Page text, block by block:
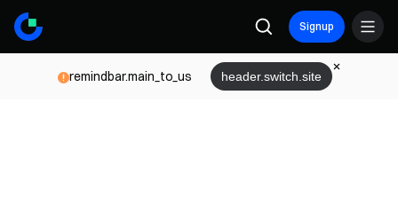
Signup
remindbar.main_to_us header.switch.site